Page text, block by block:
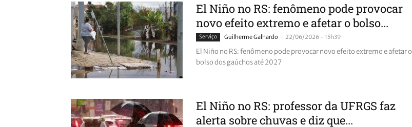
El Niño no RS: fenômeno pode provocar
novo efeito extremo e afetar o bolso...
Serviço Guilherme Galhardo - 22/06/2026 - 15h39
El Niño no RS: fenômeno pode provocar novo efeito extremo e afetar o
bolso dos gaúchos até 2027
El Niño no RS: professor da UFRGS faz
alerta sobre chuvas e diz que...